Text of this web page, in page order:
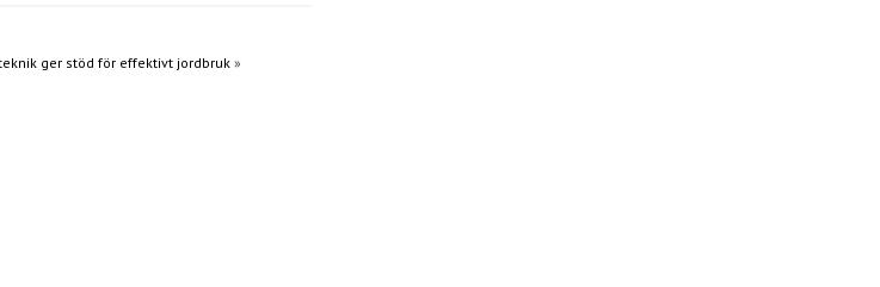
ger stöd för effektivt jordbruk »